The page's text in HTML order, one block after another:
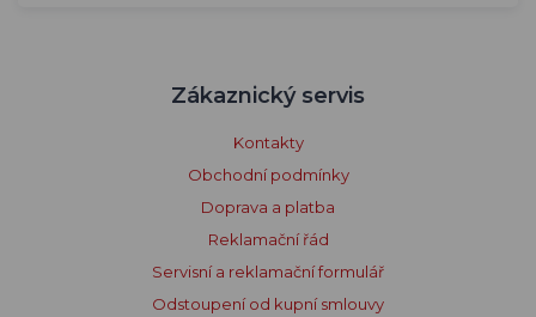
Zákaznický servis
Kontakty
Obchodní podmínky
Doprava a platba
Reklamační řád
Servisní a reklamační formulář
Odstoupení od kupní smlouvy